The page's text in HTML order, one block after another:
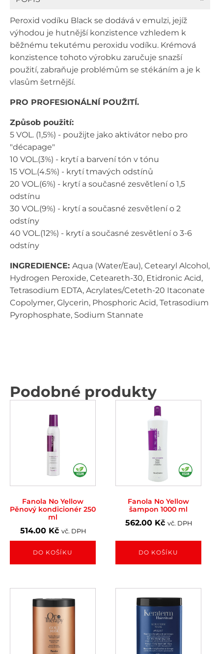
Peroxid vodíku Black se dodává v emulzi, jejíž
výhodou je hutnější konzistence vzhledem k
běžnému tekutému peroxidu vodíku. Krémová
konzistence tohoto výrobku zaručuje snazší
použití, zabraňuje problémům se stékáním a je k
vlasům šetrnější.
PRO PROFESIONÁLNÍ POUŽITÍ.
Způsob použití:
5 VOL. (1,5%) - použijte jako aktivátor nebo pro
"décapage"
10 VOL.(3%) - krytí a barvení tón v tónu
15 VOL.(4.5%) - krytí tmavých odstínů
20 VOL.(6%) - krytí a současné zesvětlení o 1,5
odstínu
30 VOL.(9%) - krytí a současné zesvětlení o 2
odstíny
40 VOL.(12%) - krytí a současné zesvětlení o 3-6
odstíny
INGREDIENCE: Aqua (Water/Eau), Cetearyl Alcohol,
Hydrogen Peroxide, Ceteareth-30, Etidronic Acid,
Tetrasodium EDTA, Acrylates/Ceteth-20 Itaconate
Copolymer, Glycerin, Phosphoric Acid, Tetrasodium
Pyrophosphate, Sodium Stannate
Podobné produkty
Fanola No Yellow
Pěnový kondicionér 250
ml
514.00 Kč vč. DPH
DO KOŠÍKU
Fanola No Yellow
šampon 1000 ml
562.00 Kč vč. DPH
DO KOŠÍKU